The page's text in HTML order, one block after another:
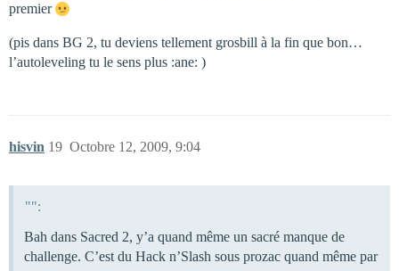
premier
(pis dans BG 2, tu deviens tellement grosbill à la fin que bon…
l’autoleveling tu le sens plus :ane: )
hisvin Octobre 12, 2009, 9:04
19
"":
Bah dans Sacred 2, y’a quand même un sacré manque de
challenge. C’est du Hack n’Slash sous prozac quand même par